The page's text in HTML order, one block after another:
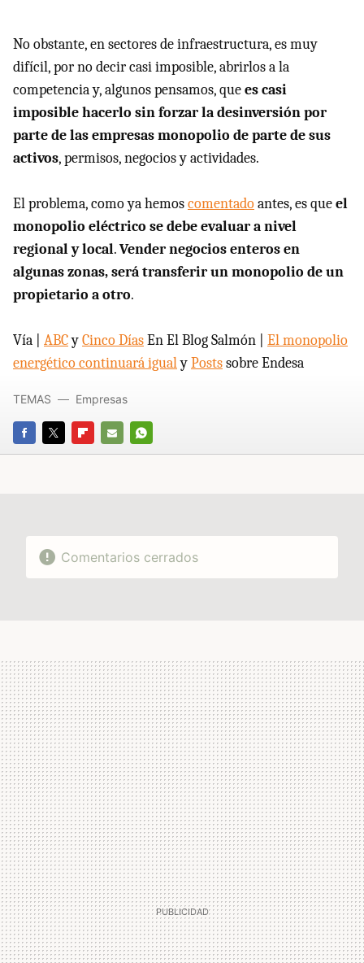
No obstante, en sectores de infraestructura, es muy
difícil, por no decir casi imposible, abrirlos a la
competencia y, algunos pensamos, quees casi
imposible hacerlo sin forzar la desinversión por
parte de las empresas monopolio de parte de sus
activos, permisos, negocios y actividades.
El problema, como ya hemoscomentadoantes, es queel
monopolio eléctrico se debe evaluar a nivel
regional y local.Vender negocios enteros en
algunas zonas, será transferir un monopolio de un
propietario a otro.
Vía | ABCyCinco DíasEn El Blog Salmón | El monopolio
energético continuará igualyPostssobre Endesa
FACEBOOK
TWITTERFLIPBOARD
E-
WHATSAPP
TEMAS Empresas
Comentarios cerrados